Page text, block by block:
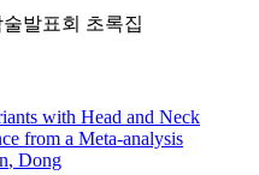
발표회 초록집
with Head and Neck
from a Meta-analysis
, Dong